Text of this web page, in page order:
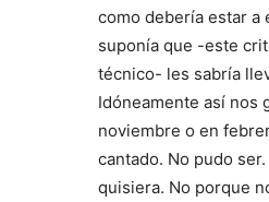
como debería estar a
suponía que -este
técnico- les sabría
Idóneamente así nos
noviembre o en
cantado. No pudo
quisiera. No porque